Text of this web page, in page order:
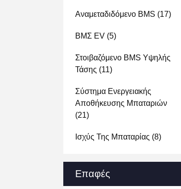
Αναμεταδιδόμενο BMS (17)
ΒΜΣ EV (5)
Στοιβαζόμενο BMS Υψηλής
Τάσης (11)
Σύστημα Ενεργειακής
Αποθήκευσης Μπαταριών
(21)
Ισχύς Της Μπαταρίας (8)
Επαφές